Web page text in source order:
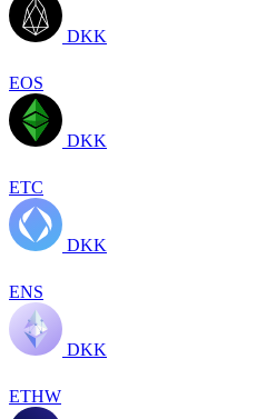
DKK
EOS
DKK
ETC
DKK
ENS
DKK
ETHW